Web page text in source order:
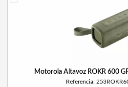
Motorola Altavoz ROKR 600
Referencia: